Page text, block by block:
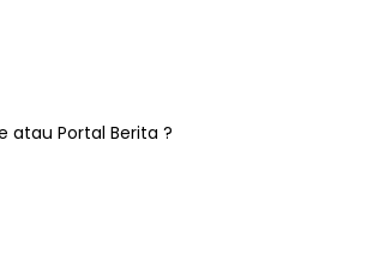
atau Portal Berita ?